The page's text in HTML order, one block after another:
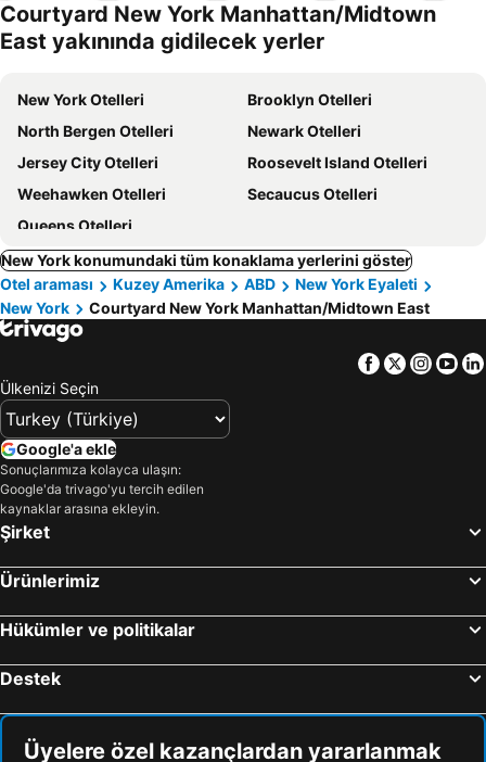
oteller
Courtyard New York Manhattan/Midtown
East yakınında gidilecek yerler
New York Otelleri
Brooklyn Otelleri
North Bergen Otelleri
Newark Otelleri
Jersey City Otelleri
Roosevelt Island Otelleri
Weehawken Otelleri
Secaucus Otelleri
Queens Otelleri
New York konumundaki tüm konaklama yerlerini göster
Otel araması
Kuzey Amerika ABD
New York Eyaleti
New York
Courtyard New York Manhattan/Midtown East
Facebook
Twitter
Ülkenizi Seçin
Google'a ekle
Sonuçlarımıza kolayca ulaşın:
Google'da trivago'yu tercih edilen
kaynaklar arasına ekleyin.
Şirket
Ürünlerimiz
Hükümler ve politikalar
Destek
Üyelere özel kazançlardan yararlanmak